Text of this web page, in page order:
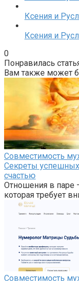
Ксения и
Ксения и
0
Понравилась
Вам также может
Совместимость
Секреты успешных
счастью
Отношения в паре
которая требует
Совместимость